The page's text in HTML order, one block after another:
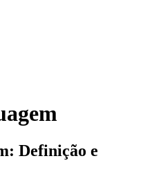
Definição e